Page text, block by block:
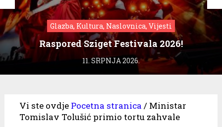
Glazba, Kultura, Naslovnica, Vijesti
Raspored Sziget Festivala 2026!
11. SRPNJA 2026.
Vi ste ovdje Pocetna stranica / Ministar
Tomislav Tolušić primio tortu zahvale